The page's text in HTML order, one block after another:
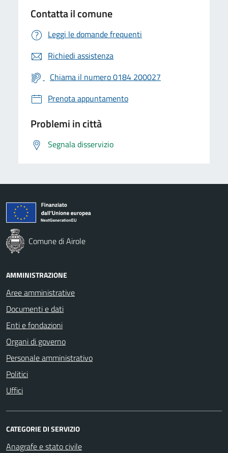
Contatta il comune
Leggi le domande frequenti
Richiedi assistenza
Chiama il numero 0184 200027
Prenota appuntamento
Problemi in città
Segnala disservizio
Comune di Airole
AMMINISTRAZIONE
Aree amministrative
Documenti e dati
Enti e fondazioni
Organi di governo
Personale amministrativo
Politici
Uffici
CATEGORIE DI SERVIZIO
Anagrafe e stato civile